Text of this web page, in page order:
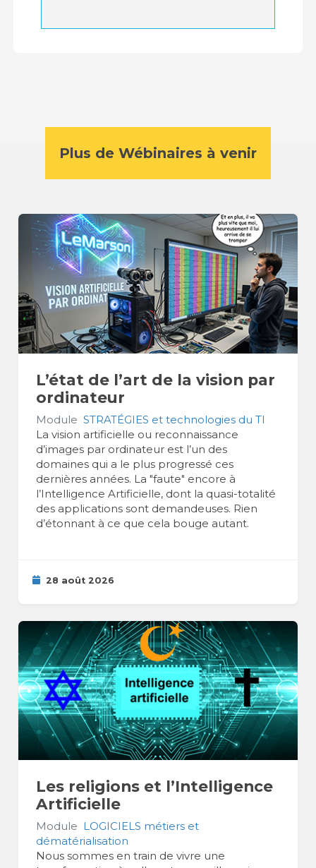
Plus de Wébinaires à venir
L’état de l’art de la vision par
ordinateur
Module STRATÉGIES et technologies du TI
La vision artificielle ou reconnaissance
d’images par ordinateur est l’un des
domaines qui a le plus progressé ces
dernières années. La "faute" encore à
l’Intelligence Artificielle, dont la quasi-totalité
des applications sont demandeuses. Rien
d’étonnant à ce que cela bouge autant.
28 août 2026
Les religions et l’Intelligence
Artificielle
Module LOGICIELS métiers et
dématérialisation
Nous sommes en train de vivre une